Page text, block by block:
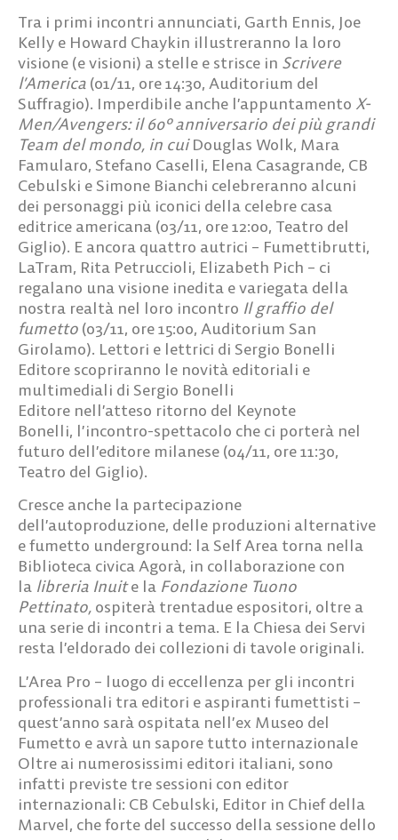
Tra i primi incontri annunciati, Garth Ennis, Joe
Kelly e Howard Chaykin illustreranno la loro
visione (e visioni) a stelle e strisce in Scrivere
l’America (01/11, ore 14:30, Auditorium del
Suffragio). Imperdibile anche l’appuntamento X-
Men/Avengers: il 60° anniversario dei più grandi
Team del mondo, in cuiDouglas Wolk, Mara
Famularo, Stefano Caselli, Elena Casagrande, CB
Cebulski e Simone Bianchi celebreranno alcuni
dei personaggi più iconici della celebre casa
editrice americana (03/11, ore 12:00, Teatro del
Giglio). E ancora quattro autrici – Fumettibrutti,
LaTram, Rita Petruccioli, Elizabeth Pich – ci
regalano una visione inedita e variegata della
nostra realtà nel loro incontro Il graffio del
fumetto (03/11, ore 15:00, Auditorium San
Girolamo). Lettori e lettrici di Sergio Bonelli
Editore scopriranno le novità editoriali e
multimediali di Sergio Bonelli
Editore nell’atteso ritorno del Keynote
Bonelli, l’incontro-spettacolo che ci porterà nel
futuro dell’editore milanese (04/11, ore 11:30,
Teatro del Giglio).
Cresce anche la partecipazione
dell’autoproduzione, delle produzioni alternative
e fumetto underground: la Self Area torna nella
Biblioteca civica Agorà, in collaborazione con
la libreria Inuite la Fondazione Tuono
Pettinato, ospiterà trentadue espositori, oltre a
una serie di incontri a tema. E la Chiesa dei Servi
resta l’eldorado dei collezioni di tavole originali.
L’Area Pro – luogo di eccellenza per gli incontri
professionali tra editori e aspiranti fumettisti –
quest’anno sarà ospitata nell’ex Museo del
Fumetto e avrà un sapore tutto internazionale
Oltre ai numerosissimi editori italiani, sono
infatti previste tre sessioni con editor
internazionali: CB Cebulski, Editor in Chief della
Marvel, che forte del successo della sessione dello